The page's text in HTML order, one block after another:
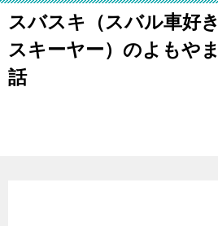
スバスキ（スバル車好き
スキーヤー）のよもやま
話